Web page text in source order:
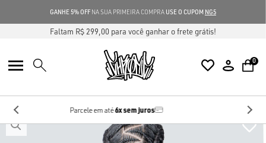
GANHE 5% OFFNA SUA PRIMEIRA COMPRA USE O CUPOM NG5
Faltam R$ 299,00 para você ganhar o frete grátis!
0
Desconto de